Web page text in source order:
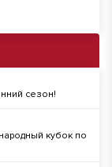
сезон!
кубок по